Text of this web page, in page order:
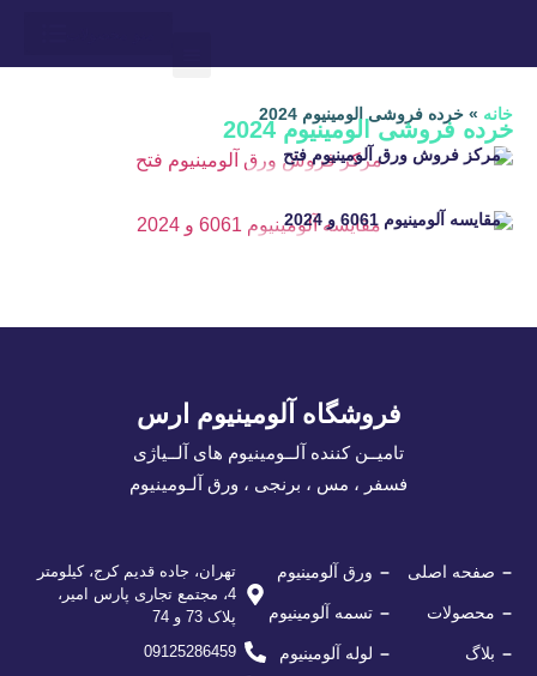
خانه » خرده فروشی الومینیوم 2024
خرده فروشی الومینیوم 2024
مرکز فروش ورق آلومینیوم فتح
مقایسه آلومینیوم 6061 و 2024
فروشگاه آلومینیوم ارس
تامیــن کننده آلــومینیوم های آلــیاژی
فسفر ، مس ، برنجی ، ورق آلـومینیوم
صفحه اصلی
محصولات
بلاگ
ورق آلومینیوم
تسمه آلومینیوم
لوله آلومینیوم
تهران، جاده قدیم کرج، کیلومتر
4، مجتمع تجاری پارس امیر،
پلاک 73 و 74
09125286459